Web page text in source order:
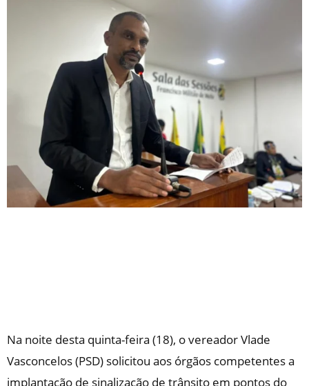
Na noite desta quinta-feira (18), o vereador Vlade
Vasconcelos (PSD) solicitou aos órgãos competentes a
implantação de sinalização de trânsito em pontos do